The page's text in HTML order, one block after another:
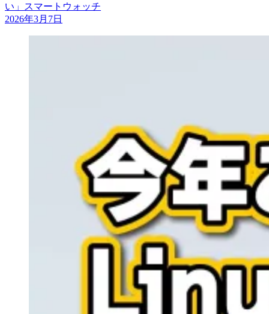
い」スマートウォッチ
2026年3月7日